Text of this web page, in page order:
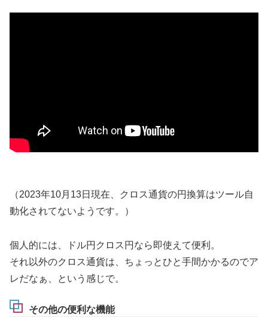
（2023年10月13日現在、クロス通貨の円換算はツール自
動化されてないようです。）
個人的には、ドル円クロス円なら即使えて便利。
それ以外のクロス通貨は、ちょっとひと手間かかるのでア
レだなぁ、という感じで。
その他の便利な機能